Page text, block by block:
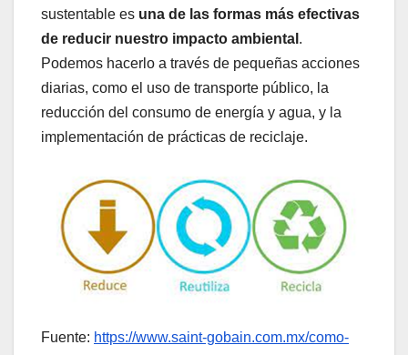
sustentable es una de las formas más efectivas
de reducir nuestro impacto ambiental .
Podemos hacerlo a través de pequeñas acciones
diarias, como el uso de transporte público, la
reducción del consumo de energía y agua, y la
implementación de prácticas de reciclaje.
Fuente: https://www.saint-gobain.com.mx/como-